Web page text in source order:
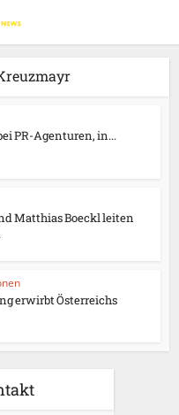
PR-Agenturen, in...
Matthias Boeckl leiten
erwirbt Österreichs